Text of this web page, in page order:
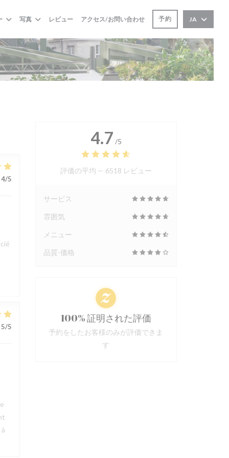
写真 レビュー アクセス/お問い合わせ 予約 JA
4/5
5/5
4.7 /5
評価の平均 — 6518 レビュー
サービス
雰囲気
メニュー
品質-価格
100% 証明された評価
予約をしたお客様のみが評価できま
す